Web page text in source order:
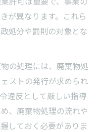
が異なります。これら
処分や罰則の対象とな
の処理には、廃棄物処
ストの発行が求められ
違反として厳しい指導
、廃棄物処理の流れや
しておく必要がありま